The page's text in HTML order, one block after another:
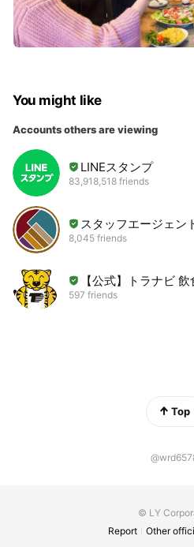
You might like
Accounts others are viewing
LINEスタンプ
83,918,518 friends
スタッフエージェン
8,045 friends
【公式】トラナビ
597 friends
Top
© LY
Report
Other